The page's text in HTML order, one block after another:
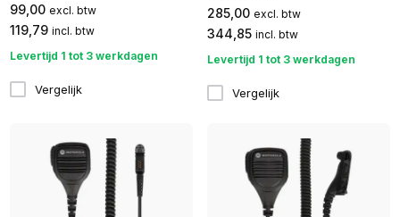
99,00 excl. btw
119,79 incl. btw
Levertijd 1 tot 3 werkdagen
Vergelijk
285,00 excl. btw
344,85 incl. btw
Levertijd 1 tot 3 werkdagen
Vergelijk